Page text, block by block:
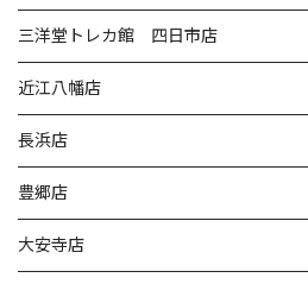
三洋堂トレカ館 四日市店
近江八幡店
長浜店
豊郷店
大安寺店